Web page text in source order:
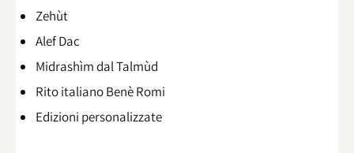
Zehùt
Alef Dac
Midrashìm dal Talmùd
Rito italiano Benè Romi​
Edizioni personalizzate